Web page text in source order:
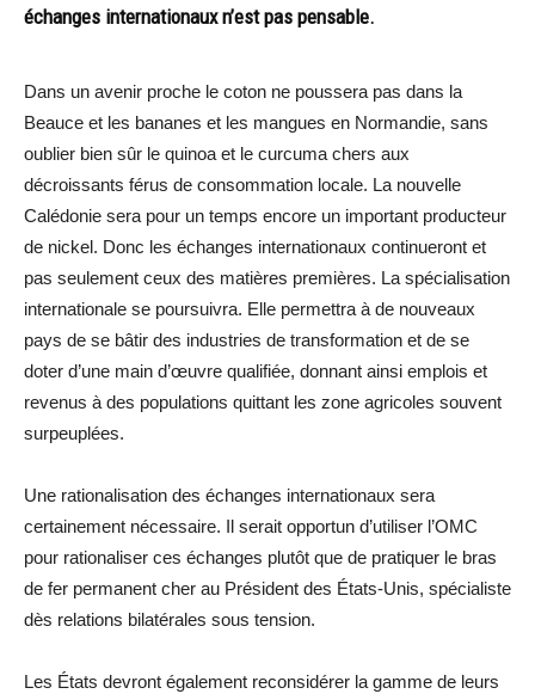
échanges internationaux n’est pas pensable.
Dans un avenir proche le coton ne poussera pas dans la
Beauce et les bananes et les mangues en Normandie, sans
oublier bien sûr le quinoa et le curcuma chers aux
décroissants férus de consommation locale. La nouvelle
Calédonie sera pour un temps encore un important producteur
de nickel. Donc les échanges internationaux continueront et
pas seulement ceux des matières premières. La spécialisation
internationale se poursuivra. Elle permettra à de nouveaux
pays de se bâtir des industries de transformation et de se
doter d’une main d’œuvre qualifiée, donnant ainsi emplois et
revenus à des populations quittant les zone agricoles souvent
surpeuplées.
Une rationalisation des échanges internationaux sera
certainement nécessaire. Il serait opportun d’utiliser l’OMC
pour rationaliser ces échanges plutôt que de pratiquer le bras
de fer permanent cher au Président des États-Unis, spécialiste
dès relations bilatérales sous tension.
Les États devront également reconsidérer la gamme de leurs